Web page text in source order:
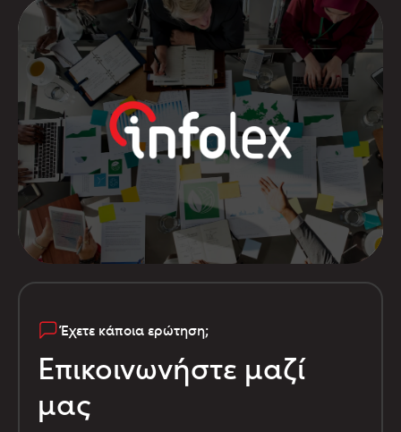
Έχετε κάποια ερώτηση;
Επικοινωνήστε μαζί
μας